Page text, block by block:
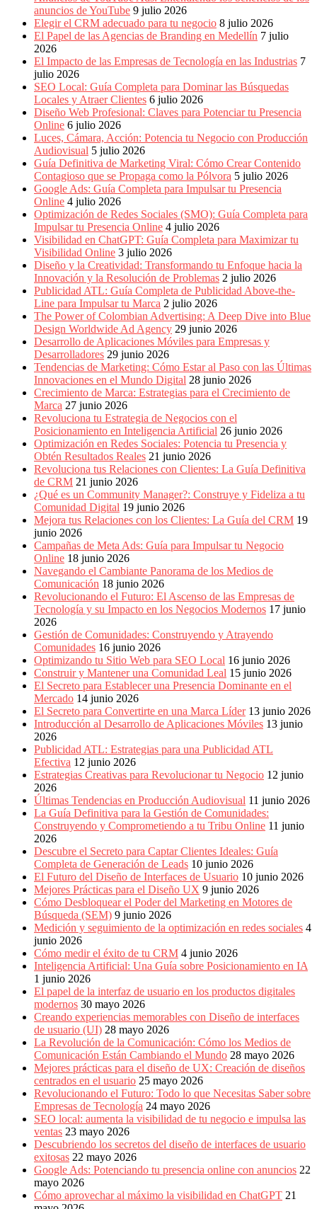
Periódicos
Producción
Gráfica
Colombia.
anuncios de YouTube 9 julio 2026
Elegir el CRM adecuado para tu negocio 8 julio 2026
El Papel de las Agencias de Branding en Medellín 7 julio
2026
El Impacto de las Empresas de Tecnología en las Industrias 7
julio 2026
SEO Local: Guía Completa para Dominar las Búsquedas
Locales y Atraer Clientes 6 julio 2026
Diseño Web Profesional: Claves para Potenciar tu Presencia
Online 6 julio 2026
Luces, Cámara, Acción: Potencia tu Negocio con Producción
Audiovisual 5 julio 2026
Guía Definitiva de Marketing Viral: Cómo Crear Contenido
Contagioso que se Propaga como la Pólvora 5 julio 2026
Google Ads: Guía Completa para Impulsar tu Presencia
Online 4 julio 2026
Optimización de Redes Sociales (SMO): Guía Completa para
Impulsar tu Presencia Online 4 julio 2026
Visibilidad en ChatGPT: Guía Completa para Maximizar tu
Visibilidad Online 3 julio 2026
Diseño y la Creatividad: Transformando tu Enfoque hacia la
Innovación y la Resolución de Problemas 2 julio 2026
Publicidad ATL: Guía Completa de Publicidad Above-the-
Line para Impulsar tu Marca 2 julio 2026
The Power of Colombian Advertising: A Deep Dive into Blue
Design Worldwide Ad Agency 29 junio 2026
Desarrollo de Aplicaciones Móviles para Empresas y
Desarrolladores 29 junio 2026
Tendencias de Marketing: Cómo Estar al Paso con las Últimas
Innovaciones en el Mundo Digital 28 junio 2026
Crecimiento de Marca: Estrategias para el Crecimiento de
Marca 27 junio 2026
Revoluciona tu Estrategia de Negocios con el
Posicionamiento en Inteligencia Artificial 26 junio 2026
Optimización en Redes Sociales: Potencia tu Presencia y
Obtén Resultados Reales 21 junio 2026
Revoluciona tus Relaciones con Clientes: La Guía Definitiva
de CRM 21 junio 2026
¿Qué es un Community Manager?: Construye y Fideliza a tu
Comunidad Digital 19 junio 2026
Mejora tus Relaciones con los Clientes: La Guía del CRM 19
junio 2026
Campañas de Meta Ads: Guía para Impulsar tu Negocio
Online 18 junio 2026
Navegando el Cambiante Panorama de los Medios de
Comunicación 18 junio 2026
Revolucionando el Futuro: El Ascenso de las Empresas de
Tecnología y su Impacto en los Negocios Modernos 17 junio
2026
Gestión de Comunidades: Construyendo y Atrayendo
Comunidades 16 junio 2026
Optimizando tu Sitio Web para SEO Local 16 junio 2026
Construir y Mantener una Comunidad Leal 15 junio 2026
El Secreto para Establecer una Presencia Dominante en el
Mercado 14 junio 2026
El Secreto para Convertirte en una Marca Líder 13 junio 2026
Introducción al Desarrollo de Aplicaciones Móviles 13 junio
2026
Publicidad ATL: Estrategias para una Publicidad ATL
Efectiva 12 junio 2026
Estrategias Creativas para Revolucionar tu Negocio 12 junio
2026
Últimas Tendencias en Producción Audiovisual 11 junio 2026
La Guía Definitiva para la Gestión de Comunidades:
Construyendo y Comprometiendo a tu Tribu Online 11 junio
2026
Descubre el Secreto para Captar Clientes Ideales: Guía
Completa de Generación de Leads 10 junio 2026
El Futuro del Diseño de Interfaces de Usuario 10 junio 2026
Mejores Prácticas para el Diseño UX 9 junio 2026
Cómo Desbloquear el Poder del Marketing en Motores de
Búsqueda (SEM) 9 junio 2026
Medición y seguimiento de la optimización en redes sociales 4
junio 2026
Cómo medir el éxito de tu CRM 4 junio 2026
Inteligencia Artificial: Una Guía sobre Posicionamiento en IA
1 junio 2026
El papel de la interfaz de usuario en los productos digitales
modernos 30 mayo 2026
Creando experiencias memorables con Diseño de interfaces
de usuario (UI) 28 mayo 2026
La Revolución de la Comunicación: Cómo los Medios de
Comunicación Están Cambiando el Mundo 28 mayo 2026
Mejores prácticas para el diseño de UX: Creación de diseños
centrados en el usuario 25 mayo 2026
Revolucionando el Futuro: Todo lo que Necesitas Saber sobre
Empresas de Tecnología 24 mayo 2026
SEO local: aumenta la visibilidad de tu negocio e impulsa las
ventas 23 mayo 2026
Descubriendo los secretos del diseño de interfaces de usuario
exitosas 22 mayo 2026
Google Ads: Potenciando tu presencia online con anuncios 22
mayo 2026
Cómo aprovechar al máximo la visibilidad en ChatGPT 21